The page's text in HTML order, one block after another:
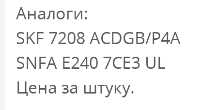
Аналоги:
SKF 7208 ACDGB/P4A
SNFA E240 7CE3 UL
Цена за штуку.